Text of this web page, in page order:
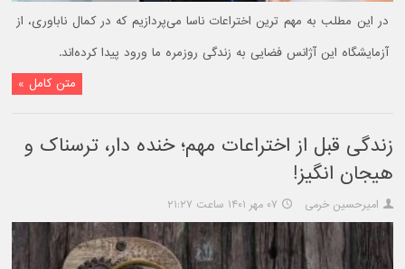
در این مطلب به مهم ترین اختراعات ناسا می‌پردازیم که در کمال ناباوری، از
آزمایشگاه این آژانس فضایی به زندگی روزمره ما ورود پیدا کرده‌اند.
متن کامل »
زندگی قبل از اختراعات مهم؛ خنده دار، ترسناک و
هیجان انگیز!
امیرحسین خرمی ۰۷ مهر ۱۴۰۱ ساعت ۲۱:۲۷